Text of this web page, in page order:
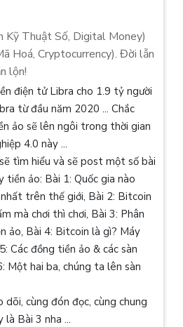
Kỹ Thuật Số, Digital Money)
Hoá, Cryptocurrency). Đời lẫn
lộn!
điện tử Libra cho 1.9 tỷ người
từ đầu năm 2020 ... Chắc
ảo sẽ lên ngôi trong thời gian
4.0 này ...
tìm hiểu và sẽ post một số bài
ảo: Bài 1: Quốc gia nào
trên thế giới, Bài 2: Bitcoin
mà chơi thì chơi, Bài 3: Phân
ảo, Bài 4: Bitcoin là gì? Máy
Các đồng tiền ảo & các sàn
Một hai ba, chúng ta lên sàn
dõi, cùng đón đọc, cùng chung
là Bài 3 nha ...